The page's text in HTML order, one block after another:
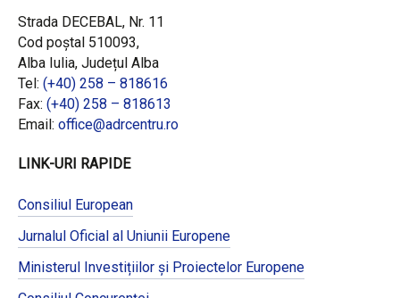
Strada DECEBAL, Nr. 11
Cod poștal 510093,
Alba Iulia, Județul Alba
Tel: (+40) 258 – 818616
Fax: (+40) 258 – 818613
Email: office@adrcentru.ro
LINK-URI RAPIDE
Consiliul European
Jurnalul Oficial al Uniunii Europene
Ministerul Investițiilor și Proiectelor Europene